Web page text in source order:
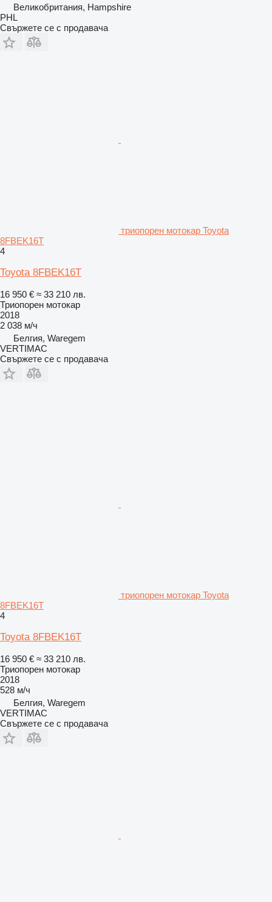
Великобритания, Hampshire
PHL
Свържете се с продавача
триопорен мотокар Toyota
8FBEK16T
4
Toyota 8FBEK16T
16 950 € ≈ 33 210 лв.
Триопорен мотокар
2018
2 038 м/ч
Белгия, Waregem
VERTIMAC
Свържете се с продавача
триопорен мотокар Toyota
8FBEK16T
4
Toyota 8FBEK16T
16 950 € ≈ 33 210 лв.
Триопорен мотокар
2018
528 м/ч
Белгия, Waregem
VERTIMAC
Свържете се с продавача